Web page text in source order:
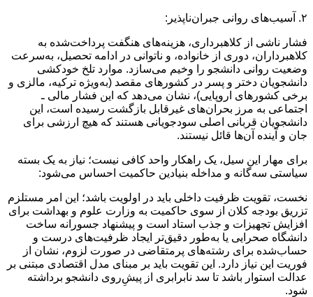
۲. آسیب‌های روانی جبران‌ناپذیر:
فشار ناشی از کلاهبرداری، هزینه‌های هنگفت پرداخت‌شده به
کلاهبرداران، دوری از خانواده، و ناتوانی در ادامه تحصیل، به‌سرعت
وضعیت روانی دانشجو را وخیم می‌سازد. موارد تلخ خودکشی
دانشجویان دختر و پسر در کشورهای مقصد (به‌ویژه ترکیه، مالزی و
برخی کشورهای اروپایی)، نشان می‌دهد که این فشار مالی ـ
اجتماعی به مرز بحران‌های غیرقابل بازگشت رسیده است، این
دانشجویان قربانی اصلی سودجویانی هستند که هیچ ارزشی برای
جان و آینده آن‌ها قائل نیستند.
برای مهار این سیل، یک راهکار واحد کافی نیست؛ نیاز به یک بسته
سیاستی سه‌گانه و مداخله بنیادین حاکمیت احساس می‌شود:
نخست، تقویت ظرفیت داخلی باید در اولویت باشد؛ این امر مستلزم
تزریق بودجه کلان از سوی حاکمیت به وزارت علوم و بهداشت برای
افزایش تجهیزات و جذب استاد است و پیشنهاد جسورانه ساخت
دانشگاه صحرایی یا به‌طور دقیق‌تر ایجاد ظرفیت‌های درست و
حساب‌شده برای رشته‌های پرمتقاضی در صورت لزوم، نشان از
فوریت این نیاز دارد. این تقویت باید بر مبنای مدل اقتصادی مبتنی بر
عدالت استوار باشد تا سد نابرابری از پیشِ‌روی دانشجو برداشته
شود.